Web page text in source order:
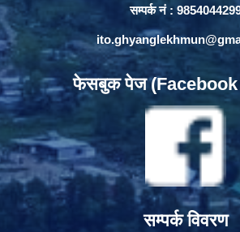
सम्पर्क नं :
फेसबुक पेज (Facebook
सम्पर्क विवरण